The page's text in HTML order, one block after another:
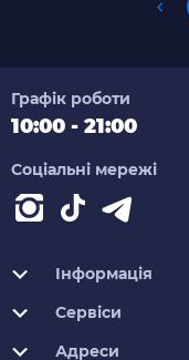
Графік роботи
10:00 - 21:00
Соціальні мережі
Інформація
Сервіси
Адреси